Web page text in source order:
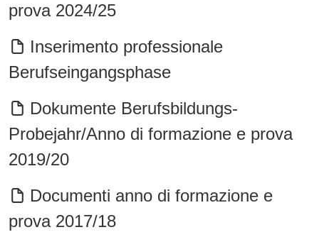
prova 2024/25
Inserimento professionale
Berufseingangsphase
Dokumente Berufsbildungs-
Probejahr/Anno di formazione e prova
2019/20
Documenti anno di formazione e
prova 2017/18